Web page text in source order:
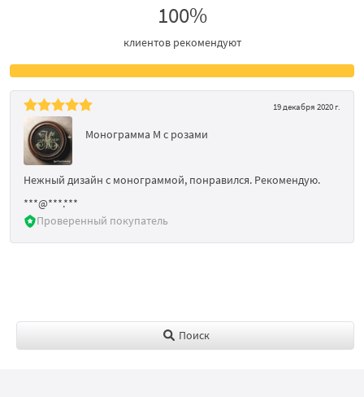
100%
клиентов рекомендуют
19 декабря 2020 г.
Монограмма M с розами
Нежный дизайн с монограммой, понравился. Рекомендую.
***@***.***
Проверенный покупатель
Поиск